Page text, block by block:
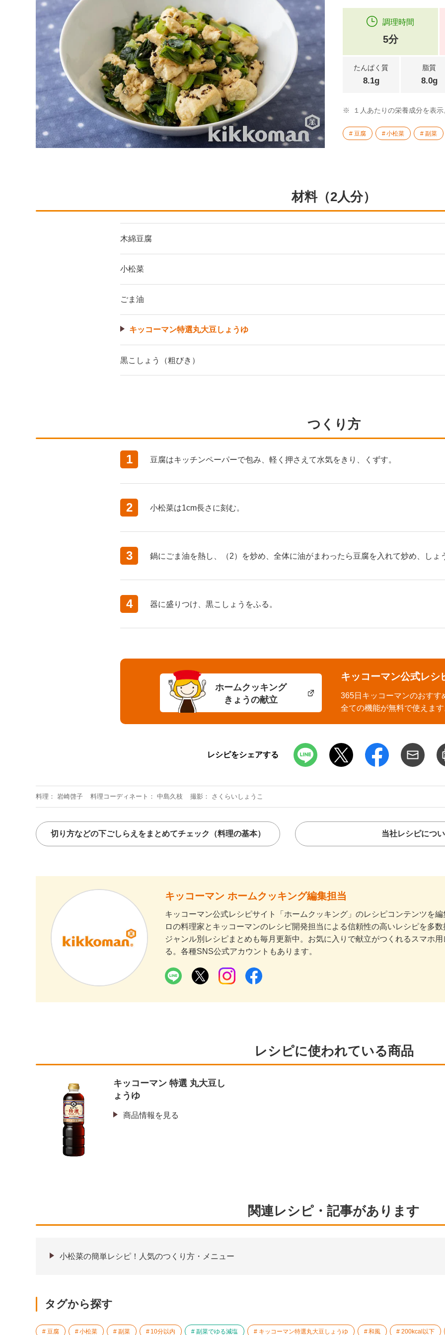
調理時間
5分
たんぱく質
8.1g
脂質
8.0g
※ １人あたりの栄養成分を表示
豆腐 小松菜 副菜
材料（2人分）
木綿豆腐
小松菜
ごま油
キッコーマン特選丸大豆しょうゆ
黒こしょう（粗びき）
つくり方
1 豆腐はキッチンペーパーで包み、軽く押さえて水気をきり、くずす。
2 小松菜は1cm長さに刻む。
3 鍋にごま油を熱し、（2）を炒め、全体に油がまわったら豆腐を入れて炒め、しょ
4 器に盛りつけ、黒こしょうをふる。
ホームクッキング
きょうの献立
キッコーマン公式レシ
365日キッコーマンのおすす
全ての機能が無料で使えます
レシピをシェアする
料理 岩崎啓子 料理コーディネート 中島久枝 撮影 さくらいしょうこ
切り方などの下ごしらえをまとめてチェック （料理の基本） 当社レシピにつ
キッコーマン ホームクッキング編集担当
キッコーマン公式レシピサイト「ホームクッキング」のレシピコンテンツを
ロの料理家とキッコーマンのレシピ開発担当による信頼性の高いレシピを多
ジャンル別レシピまとめも毎月更新中。お気に入りで献立がつくれるスマホ
る。各種SNS公式アカウントもあります。
レシピに使われている商品
キッコーマン 特選 丸大豆し
ょうゆ
商品情報を見る
関連レシピ・記事があります
小松菜の簡単レシピ！人気のつくり方・メニュー
タグから探す
豆腐 小松菜 副菜 10分以内 副菜でゆる減塩 キッコーマン特選丸大豆しょうゆ 和風 200kcal以下